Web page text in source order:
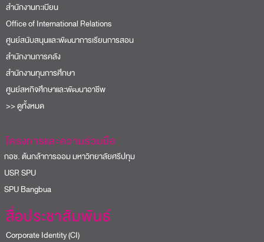
สำนักงานทะเบียน
Office of International Relations
ศูนย์สนับสนุนและพัฒนาการเรียนการสอน
สำนักงานการคลัง
สำนักงานทุนการศึกษา
ศูนย์สหกิจศึกษาและพัฒนาอาชีพ
>> ดูทั้งหมด
โครงการและความร่วมมือ
ช. ต้นกล้าการออม มหาวิทยาลัยศรีปทุม
SPU
Bangbua
สื่อประชาสัมพันธ์
Corporate Identity (CI)